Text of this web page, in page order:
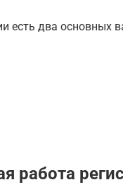
есть два основных
работа